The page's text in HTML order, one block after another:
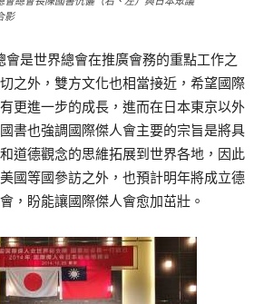
影
是世界總會在推廣會務的重點工作之
之外，雙方文化也相當接近，希望國際
更進一步的成長，進而在日本東京以外
書也強調國際傑人會主要的宗旨是將具
道德觀念的思維拓展到世界各地，因此
國等國參訪之外，也預計明年將成立德
，盼能讓國際傑人會愈加茁壯。